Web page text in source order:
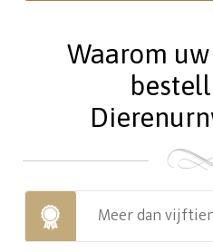
Waarom
Meer dan